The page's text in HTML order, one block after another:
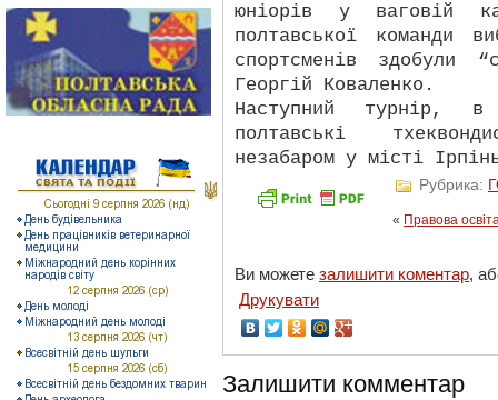
юніорів у ваговій
полтавської команди
спортсменів здобули
Георгій Коваленко.
Наступний турнір,
полтавські
незабаром у місті
Рубрика:
« Правова
Ви можете залишити коментар,
Друкувати
Залишити комментар